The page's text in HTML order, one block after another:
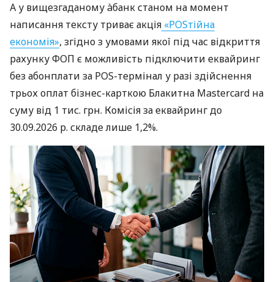
А у вищезгаданому àбанк станом на момент
написання тексту триває акція «POSтійна
економія», згідно з умовами якої під час відкриття
рахунку ФОП є можливість підключити еквайринг
без абонплати за POS-термінал у разі здійснення
трьох оплат бізнес-карткою Блакитна Mastercard на
суму від 1 тис. грн. Комісія за еквайринг до
30.09.2026 р. складе лише 1,2%.